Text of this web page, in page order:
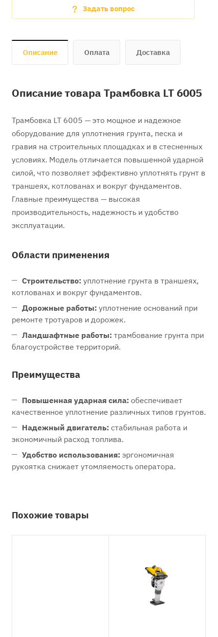
Задать вопрос
Описание Оплата Доставка
Описание товара Трамбовка LT 6005
Трамбовка LT 6005 — это мощное и надежное
оборудование для уплотнения грунта, песка и
гравия на строительных площадках и в стесненных
условиях. Модель отличается повышенной ударной
силой, что позволяет эффективно уплотнять грунт в
траншеях, котлованах и вокруг фундаментов.
Главные преимущества — высокая
производительность, надежность и удобство
эксплуатации.
Области применения
Строительство: уплотнение грунта в траншеях,
котлованах и вокруг фундаментов.
Дорожные работы: уплотнение оснований при
ремонте тротуаров и дорожек.
Ландшафтные работы: трамбование грунта при
благоустройстве территорий.
Преимущества
Повышенная ударная сила: обеспечивает
качественное уплотнение различных типов грунтов.
Надежный двигатель: стабильная работа и
экономичный расход топлива.
Удобство использования: эргономичная
рукоятка снижает утомляемость оператора.
Похожие товары